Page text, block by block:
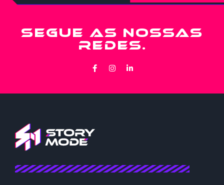
SEGUE AS NOSSAS
REDES.